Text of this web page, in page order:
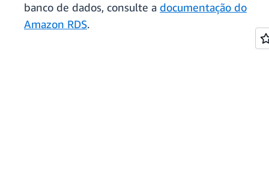
banco de dados, consulte a documentação do
Amazon RDS.